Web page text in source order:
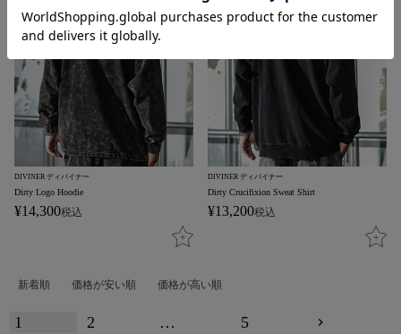
DIVINER ディバイナー
Dirty Logo Hoodie
¥14,300税込
DIVINER ディバイナー
Dirty Crucifixion Sweat Shirt
¥13,200税込
新着順 価格が安い順 価格が高い順
1 2 … 5